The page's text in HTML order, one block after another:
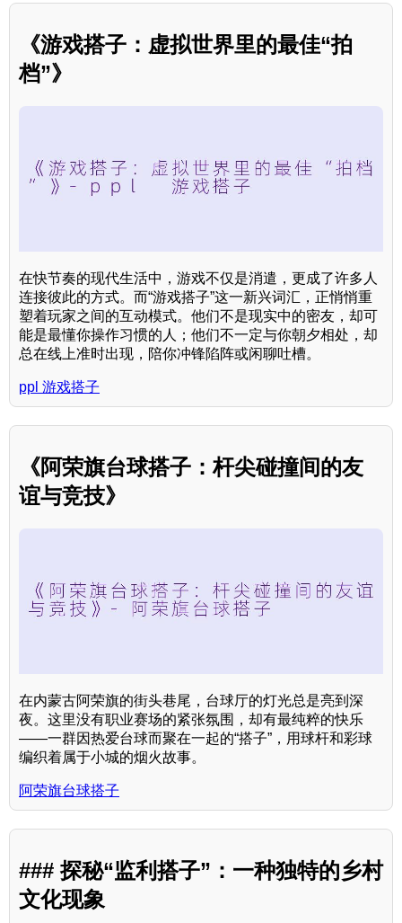
《游戏搭子：虚拟世界里的最佳“拍
档”》
在快节奏的现代生活中，游戏不仅是消遣，更成了许多人
连接彼此的方式。而“游戏搭子”这一新兴词汇，正悄悄重
塑着玩家之间的互动模式。他们不是现实中的密友，却可
能是最懂你操作习惯的人；他们不一定与你朝夕相处，却
总在线上准时出现，陪你冲锋陷阵或闲聊吐槽。
ppl 游戏搭子
《阿荣旗台球搭子：杆尖碰撞间的友
谊与竞技》
在内蒙古阿荣旗的街头巷尾，台球厅的灯光总是亮到深
夜。这里没有职业赛场的紧张氛围，却有最纯粹的快乐
——一群因热爱台球而聚在一起的“搭子”，用球杆和彩球
编织着属于小城的烟火故事。
阿荣旗台球搭子
### 探秘“监利搭子”：一种独特的乡村
文化现象